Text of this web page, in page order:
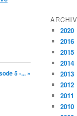
5 -... »
2020
2016
2015
2014
2013
2012
2011
2010